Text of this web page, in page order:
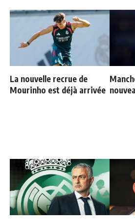
La nouvelle recrue de
Mourinho est déjà arrivée